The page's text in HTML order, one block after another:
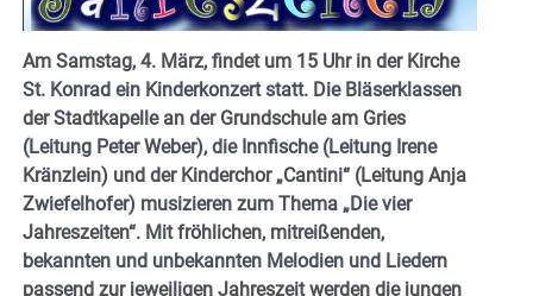
Am Samstag, 4. März, findet um 15 Uhr in der Kirche
St. Konrad ein Kinderkonzert statt. Die Bläserklassen
der Stadtkapelle an der Grundschule am Gries
(Leitung Peter Weber), die Innfische (Leitung Irene
Kränzlein) und der Kinderchor „Cantini“ (Leitung Anja
Zwiefelhofer) musizieren zum Thema „Die vier
Jahreszeiten“. Mit fröhlichen, mitreißenden,
bekannten und unbekannten Melodien und Liedern
passend zur jeweiligen Jahreszeit werden die jungen